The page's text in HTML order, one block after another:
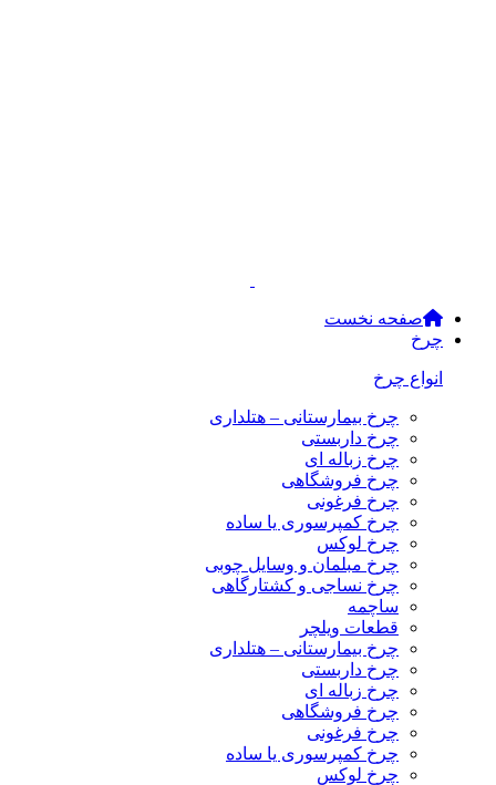
صفحه نخست
چرخ
انواع چرخ
چرخ بیمارستانی – هتلداری
چرخ داربستی
چرخ زباله ای
چرخ فروشگاهی
چرخ فرغونی
چرخ کمپرسوری یا ساده
چرخ لوکس
چرخ مبلمان و وسایل چوبی
چرخ نساجی و کشتارگاهی
ساچمه
قطعات ویلچر
چرخ بیمارستانی – هتلداری
چرخ داربستی
چرخ زباله ای
چرخ فروشگاهی
چرخ فرغونی
چرخ کمپرسوری یا ساده
چرخ لوکس